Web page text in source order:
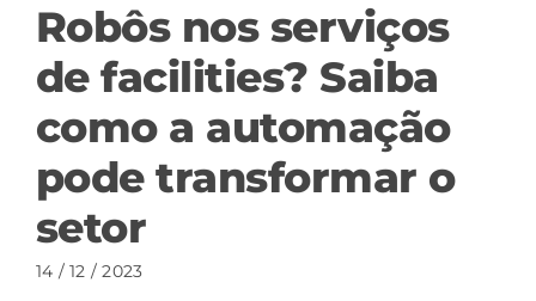
Robôs nos serviços
de facilities? Saiba
como a automação
pode transformar o
setor
14 / 12 / 2023